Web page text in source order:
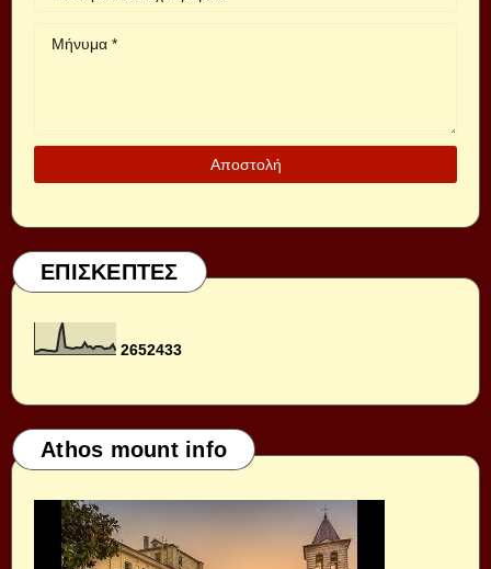
ΕΠΙΣΚΕΠΤΕΣ
2652433
Athos mount info